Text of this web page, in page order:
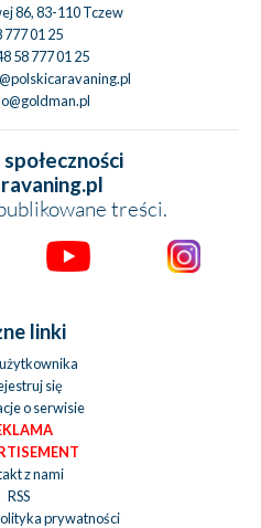
86, 83-110 Tczew
777 01 25
58 777 01 25
treści.
linki
się
o serwisie
z nami
RSS
prywatności